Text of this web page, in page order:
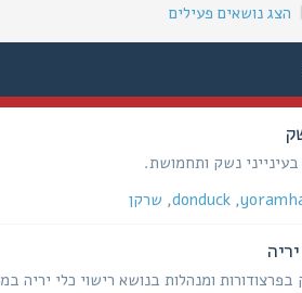
| הצג נושאים פעילים
בעינייני נשק ותחמושת.
,
donduck
, שרקן
בפרצודורות ומנהלות בנושא רישוי כלי יריה